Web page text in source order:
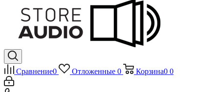
Сравнение0 Отложенные 0 Корзина0 0